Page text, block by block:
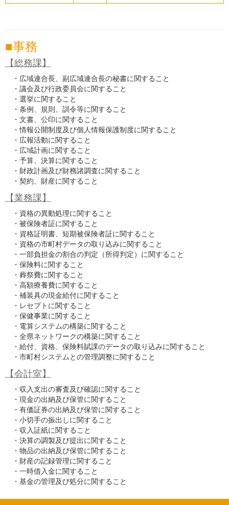
事務
【総務課】
・広域連合長、副広域連合長の秘書に関すること
・議会及び行政委員会に関すること
・選挙に関すること
・条例、規則、訓令等に関すること
・文書、公印に関すること
・情報公開制度及び個人情報保護制度に関すること
・広報活動に関すること
・広域計画に関すること
・予算、決算に関すること
・財政計画及び財務諸調査に関すること
・契約、財産に関すること
【業務課】
・資格の異動処理に関すること
・被保険者証に関すること
・資格証明書、短期被保険者証に関すること
・資格の市町村データの取り込みに関すること
・一部負担金の割合の判定（所得判定）に関すること
・保険料に関すること
・葬祭費に関すること
・高額療養費に関すること
・補装具の現金給付に関すること
・レセプトに関すること
・保健事業に関すること
・電算システムの構築に関すること
・全県ネットワークの構築に関すること
・給付、資格、保険料賦課のデータの取り込みに関すること
・市町村システムとの管理調整に関すること
【会計室】
・収入支出の審査及び確認に関すること
・現金の出納及び保管に関すること
・有価証券の出納及び保管に関すること
・小切手の振出しに関すること
・収入証紙に関すること
・決算の調製及び提出に関すること
・物品の出納及び保管に関すること
・財産の記録管理に関すること
・一時借入金に関すること
・基金の管理及び処分に関すること